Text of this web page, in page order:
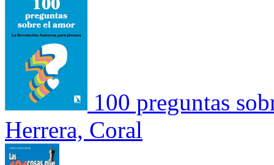
100 preguntas
Herrera, Coral